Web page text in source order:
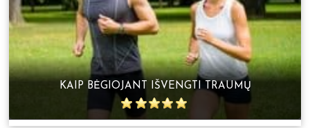
KAIP BĖGIOJANT IŠVENGTI TRAUMŲ